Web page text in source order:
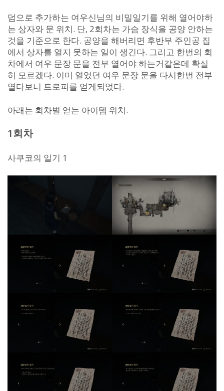
덤으로 추가하는 여우신님의 비밀일기를 위해 열어야하
는 상자와 문 위치. 단, 2회차는 가슴 장식을 공양 안하는
것을 기준으로 한다. 공양을 해버리면 후반부 주인공 집
에서 상자를 열지 못하는 일이 생긴다. 그리고 한번의 회
차에서 여우 문장 문을 전부 열어야 하는거같은데 확실
히 모르겠다. 이미 열었던 여우 문장 문을 다시한번 전부
열다보니 트로피를 얻게되었다.
아래는 회차별 얻는 아이템 위치.
1회차
사쿠코의 일기 1